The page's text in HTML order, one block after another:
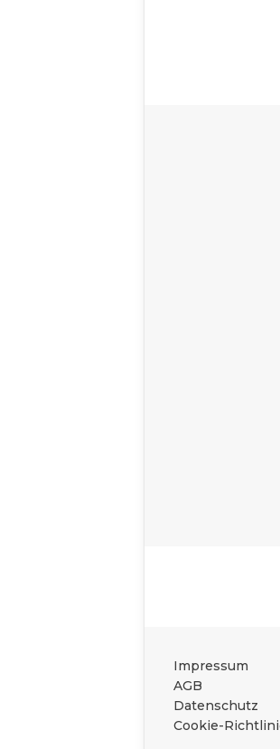
Rechtliches
Impressum
AGB
Datenschutz
Cookie-